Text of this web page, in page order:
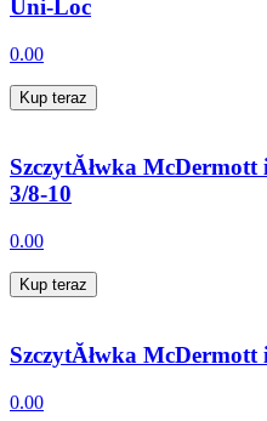
Uni-Loc
0.00
Kup teraz
SzczytĂłwka
3/8-10
0.00
Kup teraz
SzczytĂłwka McDermott
0.00